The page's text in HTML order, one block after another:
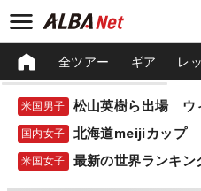
全ツアー ギア レ
米国男子
国内女子 北海道meijiカップ
米国女子 最新の世界ランキン